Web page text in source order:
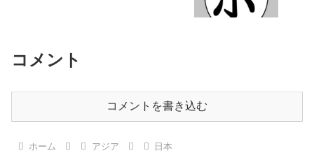
コメント
コメントを書き込む
ホーム アジア 日本